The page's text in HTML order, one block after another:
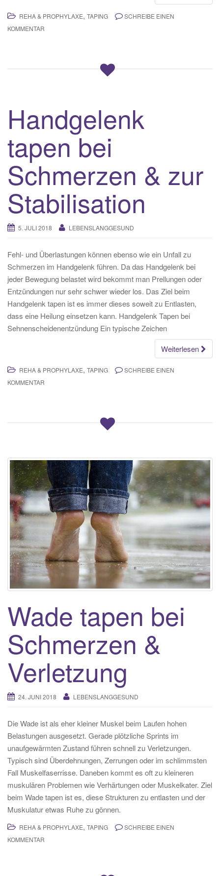
REHA & PROPHYLAXE, TAPING
SCHREIBE EINEN
KOMMENTAR
Handgelenk
tapen bei
Schmerzen & zur
Stabilisation
5. JULI 2018 LEBENSLANGGESUND
Fehl- und Überlastungen können ebenso wie ein Unfall zu
Schmerzen im Handgelenk führen. Da das Handgelenk bei
jeder Bewegung belastet wird bekommt man Prellungen oder
Entzündungen nur sehr schwer wieder los. Das Ziel beim
Handgelenk tapen ist es immer dieses soweit zu Entlasten,
dass eine Heilung einsetzen kann. Handgelenk Tapen bei
Sehnenscheidenentzündung Ein typische Zeichen
Weiterlesen
REHA & PROPHYLAXE, TAPING
SCHREIBE EINEN
KOMMENTAR
Wade tapen bei
Schmerzen &
Verletzung
24. JUNI 2018 LEBENSLANGGESUND
Die Wade ist als eher kleiner Muskel beim Laufen hohen
Belastungen ausgesetzt. Gerade plötzliche Sprints im
unaufgewärmten Zustand führen schnell zu Verletzungen.
Typisch sind Überdehnungen, Zerrungen oder im schlimmsten
Fall Muskelfaserrisse. Daneben kommt es oft zu kleineren
muskulären Problemen wie Verhärtungen oder Muskelkater. Ziel
beim Wade tapen ist es, diese Strukturen zu entlasten und der
Muskulatur etwas Ruhe zu gönnen.
REHA & PROPHYLAXE, TAPING
SCHREIBE EINEN
KOMMENTAR